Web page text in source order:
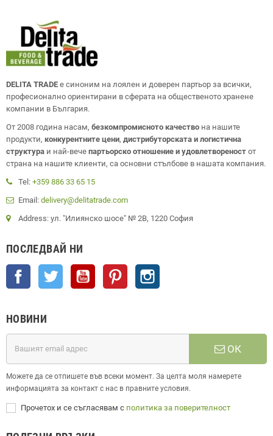
DELITA TRADE е синоним на лоялен и доверен партьор за всички,
професионално ориентирани в сферата на общественото хранене
компании в България.
От 2008 година насам, безкомпромисното качество на нашите
продукти, конкурентните цени, дистрибуторската и логистична
структура и най-вече партьорско отношение и удовлетвореност от
страна на нашите клиенти, са основни стълбове в нашата компания.
Tel: +359 886 33 65 15
Email: delivery@delitatrade.com
Address: ул. "Илиянско шосе" № 2В, 1220 София
ПОСЛЕДВАЙ НИ
Facebook Twitter YouTube Pinterest
НОВИНИ
ОК
Можете да се отпишете във всеки момент. За целта моля намерете
информацията за контакт с нас в правните условия.
Прочетох и се съгласявам с политика за поверителност